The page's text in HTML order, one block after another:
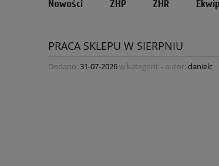
Nowości ZHP ZHR
PRACA SKLEPU W SIERPNIU
Dodano: 31-07-2026w kategorii: - autor: danielc